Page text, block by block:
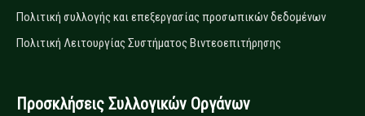
Πολιτική συλλογής και επεξεργασίας προσωπικών δεδομένων
Πολιτική Λειτουργίας Συστήματος Βιντεοεπιτήρησης
Προσκλήσεις Συλλογικών Οργάνων